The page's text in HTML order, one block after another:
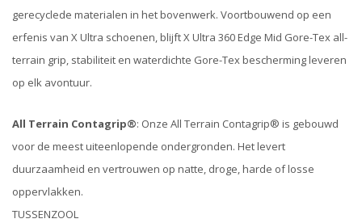
gerecyclede materialen in het bovenwerk. Voortbouwend op een
erfenis van X Ultra schoenen, blijft X Ultra 360 Edge Mid Gore-Tex all-
terrain grip, stabiliteit en waterdichte Gore-Tex bescherming leveren
op elk avontuur.
All Terrain Contagrip®: Onze All Terrain Contagrip® is gebouwd
voor de meest uiteenlopende ondergronden. Het levert
duurzaamheid en vertrouwen op natte, droge, harde of losse
oppervlakken.
TUSSENZOOL